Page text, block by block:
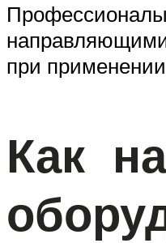
Профессионалы
направляющими
при
Как